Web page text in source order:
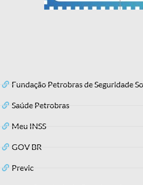
Fundação Petrobras de Seguridade
Saúde Petrobras
Meu INSS
GOV BR
Previc